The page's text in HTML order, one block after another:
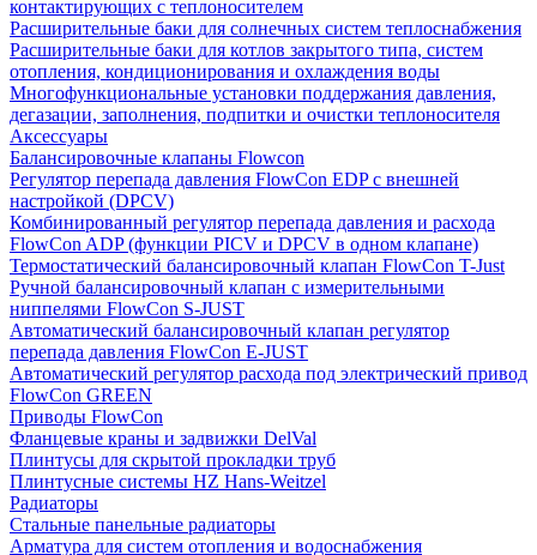
контактирующих с теплоносителем
Расширительные баки для солнечных систем теплоснабжения
Расширительные баки для котлов закрытого типа, систем
отопления, кондиционирования и охлаждения воды
Многофункциональные установки поддержания давления,
дегазации, заполнения, подпитки и очистки теплоносителя
Аксессуары
Балансировочные клапаны Flowcon
Регулятор перепада давления FlowСon EDP с внешней
настройкой (DPCV)
Комбинированный регулятор перепада давления и расхода
FlowСon ADP (функции PICV и DPCV в одном клапане)
Термостатический балансировочный клапан FlowСon T-Just
Ручной балансировочный клапан с измерительными
ниппелями FlowСon S-JUST
Автоматический балансировочный клапан регулятор
перепада давления FlowСon E-JUST
Автоматический регулятор расхода под электрический привод
FlowСon GREEN
Приводы FlowCon
Фланцевые краны и задвижки DelVal
Плинтусы для скрытой прокладки труб
Плинтусные системы HZ Hans-Weitzel
Радиаторы
Стальные панельные радиаторы
Арматура для систем отопления и водоснабжения